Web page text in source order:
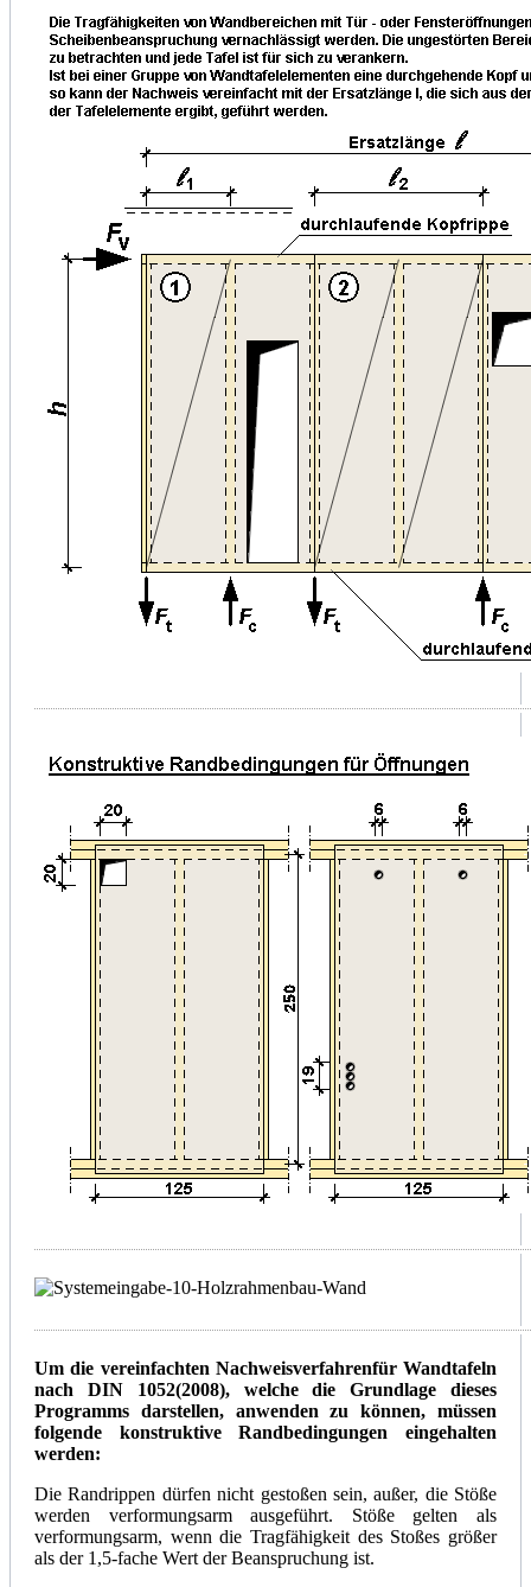
Um die vereinfachten Nachweisverfahrenfür Wandtafeln
nach DIN 1052(2008), welche die Grundlage dieses
Programms darstellen, anwenden zu können, müssen
folgende konstruktive Randbedingungen eingehalten
werden:
Die Randrippen dürfen nicht gestoßen sein, außer, die Stöße
werden verformungsarm ausgeführt. Stöße gelten als
verformungsarm, wenn die Tragfähigkeit des Stoßes größer
als der 1,5-fache Wert der Beanspruchung ist.